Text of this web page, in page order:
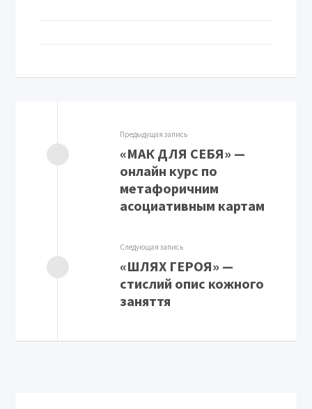
Предыдущая запись
«МАК ДЛЯ СЕБЯ» —
онлайн курс по
метафоричним
асоциативным картам
Следующая запись
«ШЛЯХ ГЕРОЯ» —
стислий опис кожного
заняття